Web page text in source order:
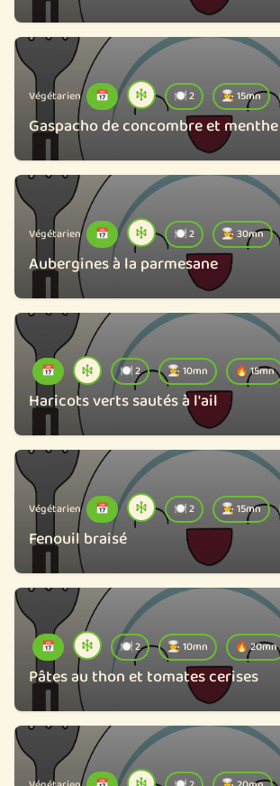
Végétarien 📅 🍽️ 2 🧑‍🍳 15mn
Gaspacho de concombre et menthe
Végétarien 📅 🍽️ 2 🧑‍🍳 30mn
Aubergines à la parmesane
📅 🍽️ 2 🧑‍🍳 10mn 🔥 15mn
Haricots verts sautés à l'ail
Végétarien 📅 🍽️ 2 🧑‍🍳 15mn
Fenouil braisé
📅 🍽️ 2 🧑‍🍳 10mn 🔥 20mn
Pâtes au thon et tomates cerises